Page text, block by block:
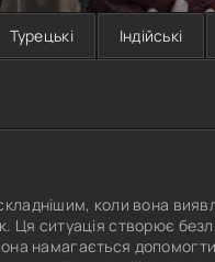
Турецькі Індійські
коли вона
Ця ситуація створює
намагається